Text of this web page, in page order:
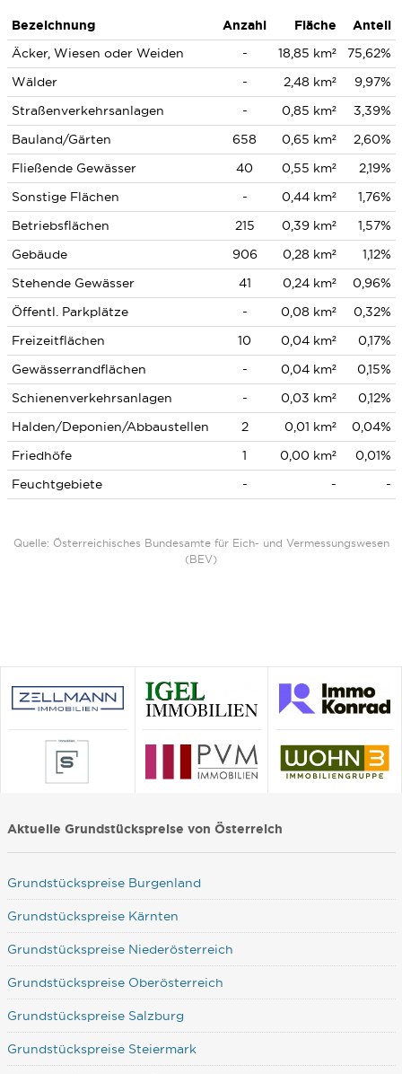
Bezeichnung Anzahl Fläche
Anteil
Äcker, Wiesen oder Weiden
- 18,85 km²
75,62%
Wälder
- 2,48 km²
9,97%
Straßenverkehrsanlagen
- 0,85 km²
3,39%
Bauland/Gärten
658 0,65 km²
2,60%
Fließende Gewässer
40 0,55 km²
2,19%
Sonstige Flächen
- 0,44 km²
1,76%
Betriebsflächen
215 0,39 km²
1,57%
Gebäude
906 0,28 km²
1,12%
Stehende Gewässer
41 0,24 km²
0,96%
Öffentl. Parkplätze
- 0,08 km²
0,32%
Freizeitflächen
10 0,04 km²
0,17%
Gewässerrandflächen
- 0,04 km²
0,15%
Schienenverkehrsanlagen
- 0,03 km²
0,12%
Halden/Deponien/Abbaustellen
2 0,01 km²
0,04%
Friedhöfe
1 0,00 km²
0,01%
Feuchtgebiete
- - -
Quelle: Österreichisches Bundesamte für Eich- und Vermessungswesen
(BEV)
Aktuelle Grundstückspreise von Österreich
Grundstückspreise Burgenland
Grundstückspreise Kärnten
Grundstückspreise Niederösterreich
Grundstückspreise Oberösterreich
Grundstückspreise Salzburg
Grundstückspreise Steiermark